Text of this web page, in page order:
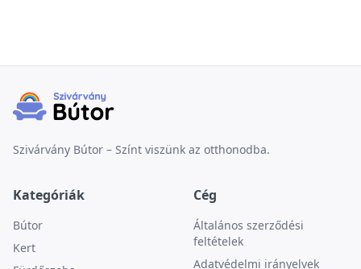
Szivárvány Bútor – Színt viszünk az otthonodba.
Kategóriák
Bútor
Kert
Cég
Általános szerződési
feltételek
Adatvédelmi irányelvek